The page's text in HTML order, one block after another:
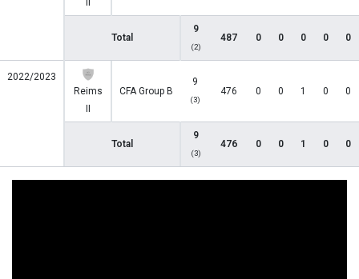
Total
9
(2)
487 0 0 0 0 0
2022/2023
Reims
CFA Group B
9
(3)
476 0 0 1 0 0
Total
9
(3)
476 0 0 1 0 0